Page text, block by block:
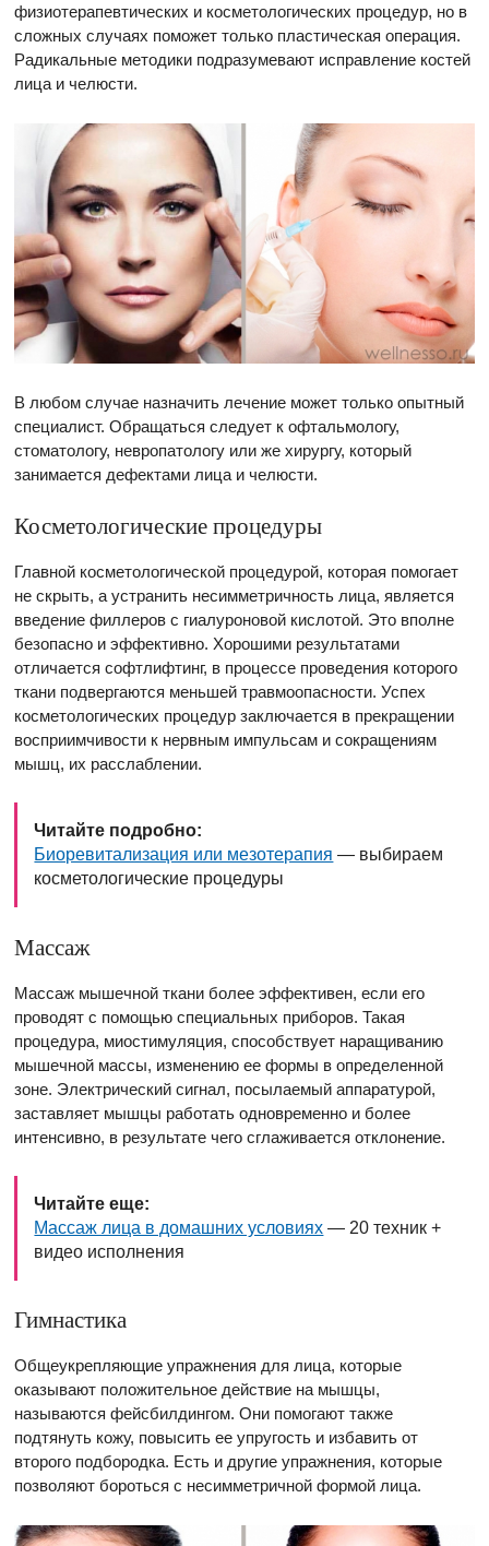
физиотерапевтических и косметологических процедур, но в
сложных случаях поможет только пластическая операция.
Радикальные методики подразумевают исправление костей
лица и челюсти.
В любом случае назначить лечение может только опытный
специалист. Обращаться следует к офтальмологу,
стоматологу, невропатологу или же хирургу, который
занимается дефектами лица и челюсти.
Косметологические процедуры
Главной косметологической процедурой, которая помогает
не скрыть, а устранить несимметричность лица, является
введение филлеров с гиалуроновой кислотой. Это вполне
безопасно и эффективно. Хорошими результатами
отличается софтлифтинг, в процессе проведения которого
ткани подвергаются меньшей травмоопасности. Успех
косметологических процедур заключается в прекращении
восприимчивости к нервным импульсам и сокращениям
мышц, их расслаблении.
Читайте подробно:
Биоревитализация или мезотерапия — выбираем
косметологические процедуры
Массаж
Массаж мышечной ткани более эффективен, если его
проводят с помощью специальных приборов. Такая
процедура, миостимуляция, способствует наращиванию
мышечной массы, изменению ее формы в определенной
зоне. Электрический сигнал, посылаемый аппаратурой,
заставляет мышцы работать одновременно и более
интенсивно, в результате чего сглаживается отклонение.
Читайте еще:
Массаж лица в домашних условиях — 20 техник +
видео исполнения
Гимнастика
Общеукрепляющие упражнения для лица, которые
оказывают положительное действие на мышцы,
называются фейсбилдингом. Они помогают также
подтянуть кожу, повысить ее упругость и избавить от
второго подбородка. Есть и другие упражнения, которые
позволяют бороться с несимметричной формой лица.